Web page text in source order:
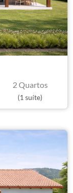
2 Quartos
(1 suíte)